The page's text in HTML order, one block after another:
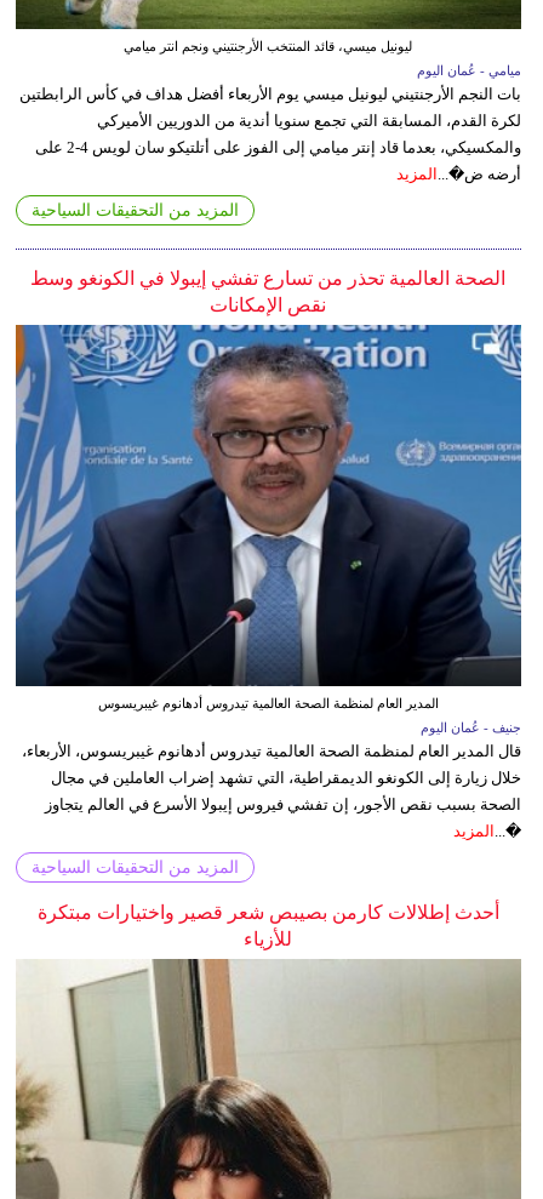
ليونيل ميسي، قائد المنتخب الأرجنتيني ونجم انتر ميامي
ميامي - عُمان اليوم
بات النجم الأرجنتيني ليونيل ميسي يوم الأربعاء أفضل هداف في كأس الرابطتين
لكرة القدم، المسابقة التي تجمع سنويا أندية من الدوريين الأميركي
والمكسيكي، بعدما قاد إنتر ميامي إلى الفوز على أتلتيكو سان لويس 4-2 على
أرضه ض�...
المزيد
المزيد من التحقيقات السياحية
الصحة العالمية تحذر من تسارع تفشي إيبولا في الكونغو وسط
نقص الإمكانات
المدير العام لمنظمة الصحة العالمية تيدروس أدهانوم غيبريسوس
جنيف - عُمان اليوم
قال المدير العام لمنظمة الصحة العالمية تيدروس أدهانوم غيبريسوس، الأربعاء،
خلال زيارة إلى الكونغو الديمقراطية، التي تشهد إضراب العاملين في مجال
الصحة بسبب نقص الأجور، إن تفشي فيروس إيبولا الأسرع في العالم يتجاوز
�... المزيد
المزيد من التحقيقات السياحية
أحدث إطلالات كارمن بصيبص شعر قصير واختيارات مبتكرة
للأزياء